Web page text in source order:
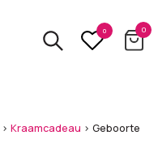
0 0
> Kraamcadeau > Geboorte